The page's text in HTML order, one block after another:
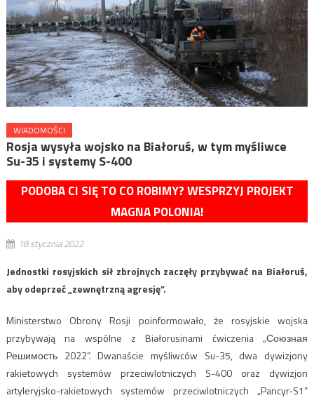
WIADOMOŚCI
Rosja wysyła wojsko na Białoruś, w tym myśliwce
Su-35 i systemy S-400
PODOBA CI SIĘ TO CO ROBIMY? WESPRZYJ PROJEKT
MAGNA POLONIA!
18 stycznia 2022
Jednostki rosyjskich sił zbrojnych zaczęły przybywać na Białoruś,
aby odeprzeć „zewnętrzną agresję”.
Ministerstwo Obrony Rosji poinformowało, że rosyjskie wojska
przybywają na wspólne z Białorusinami ćwiczenia „Союзная
Pешимость 2022”. Dwanaście myśliwców Su-35, dwa dywizjony
rakietowych systemów przeciwlotniczych S-400 oraz dywizjon
artyleryjsko-rakietowych systemów przeciwlotniczych „Pancyr-S1”